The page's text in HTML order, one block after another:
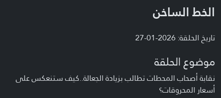
الخط الساخن
تاريخ الحلقة: 2026-01-27
موضوع الحلقة
نقابة أصحاب المحطات تطالب بزيادة الجعالة..كيف ستنعكس على
أسعار المحروقات؟